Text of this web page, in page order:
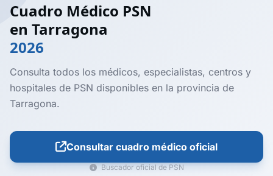
Cuadro Médico PSN
en Tarragona
2026
Consulta todos los médicos, especialistas, centros y
hospitales de PSN disponibles en la provincia de
Tarragona.
Consultar cuadro médico oficial
Buscador oficial de PSN